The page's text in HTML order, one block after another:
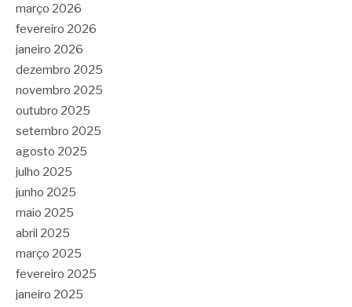
março 2026
fevereiro 2026
janeiro 2026
dezembro 2025
novembro 2025
outubro 2025
setembro 2025
agosto 2025
julho 2025
junho 2025
maio 2025
abril 2025
março 2025
fevereiro 2025
janeiro 2025